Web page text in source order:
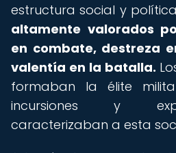
estructura social y
altamente valorados
en combate, destreza
valentía en la batalla.
formaban la élite
incursiones y
caracterizaban a esta